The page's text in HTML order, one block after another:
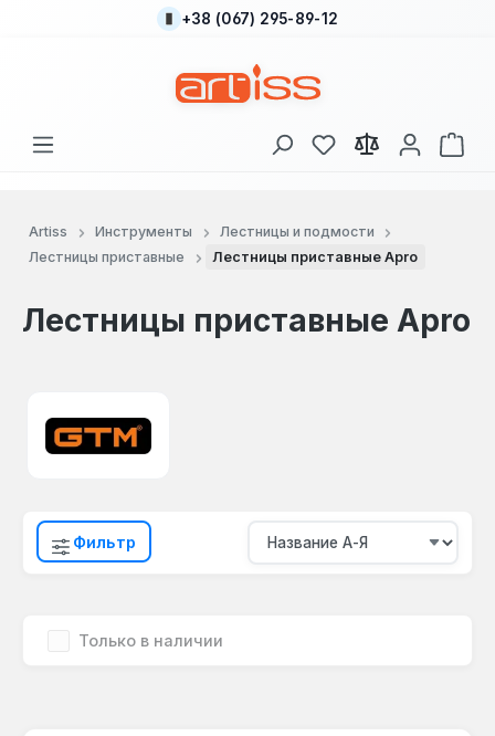
Перейти к основному содержанию
+38 (067) 295-89-12
У вас есть товары
В
Artiss Инструменты
Лестницы и подмости
Лестницы приставные
Лестницы приставные Apro
Лестницы приставные Apro
Фильтр
Только в наличии